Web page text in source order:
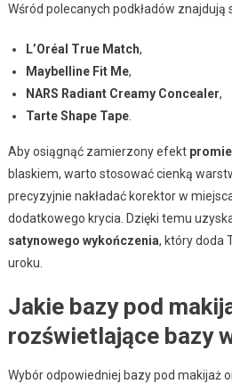
Wśród polecanych podkładów znajdują
L’Oréal True Match,
Maybelline Fit Me,
NARS Radiant Creamy Concealer,
Tarte Shape Tape.
Aby osiągnąć zamierzony efekt
blaskiem, warto stosować cienką
precyzyjnie nakładać korektor w
dodatkowego krycia. Dzięki temu
satynowego wykończenia, który doda
uroku.
Jakie bazy pod
rozświetlające bazy
Wybór odpowiedniej bazy pod makijaż